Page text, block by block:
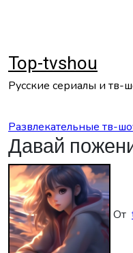
Top-tvshou
Русские сериалы и тв-
Развлекательные тв-
Давай
От